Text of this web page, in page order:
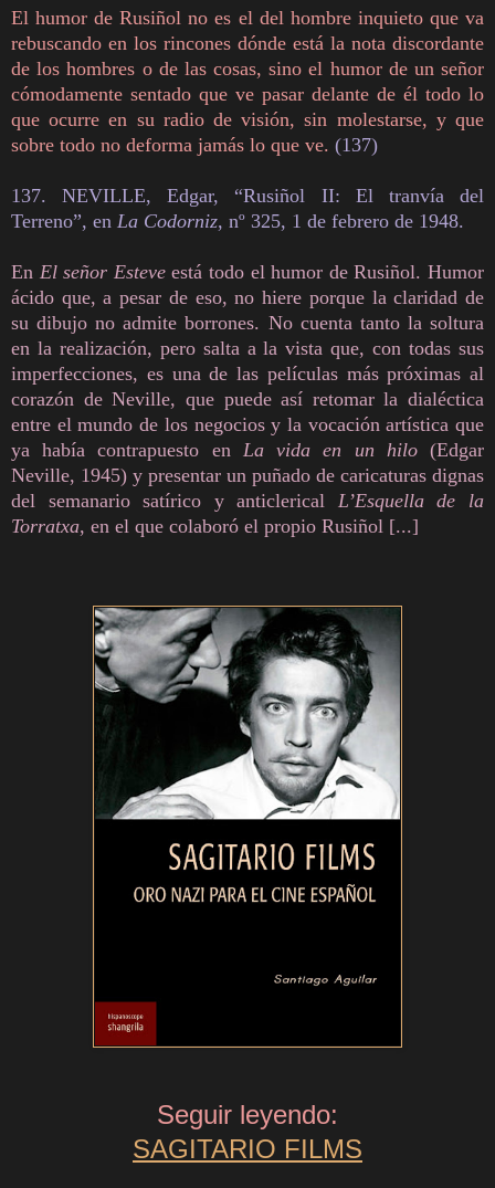
El humor de Rusiñol no es el del hombre inquieto que va
rebuscando en los rincones dónde está la nota discordante
de los hombres o de las cosas, sino el humor de un señor
cómodamente sentado que ve pasar delante de él todo lo
que ocurre en su radio de visión, sin molestarse, y que
sobre todo no deforma jamás lo que ve. (137)
137. NEVILLE, Edgar, “Rusiñol II: El tranvía del
Terreno”, en La Codorniz, nº 325, 1 de febrero de 1948.
En El señor Esteveestá todo el humor de Rusiñol. Humor
ácido que, a pesar de eso, no hiere porque la claridad de
su dibujo no admite borrones. No cuenta tanto la soltura
en la realización, pero salta a la vista que, con todas sus
imperfecciones, es una de las películas más próximas al
corazón de Neville, que puede así retomar la dialéctica
entre el mundo de los negocios y la vocación artística que
ya había contrapuesto en La vida en un hilo(Edgar
Neville, 1945) y presentar un puñado de caricaturas dignas
del semanario satírico y anticlerical L’Esquella de la
Torratxa, en el que colaboró el propio Rusiñol [...]
Seguir leyendo:
SAGITARIO FILMS